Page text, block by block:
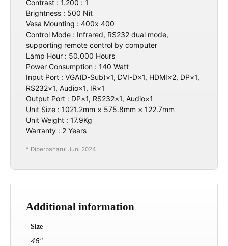
Contrast : 1.200 : 1
Brightness : 500 Nit
Vesa Mounting : 400x 400
Control Mode : Infrared, RS232 dual mode,
supporting remote control by computer
Lamp Hour : 50.000 Hours
Power Consumption : 140 Watt
Input Port : VGA(D-Sub)×1, DVI-D×1, HDMI×2, DP×1,
RS232×1, Audio×1, IR×1
Output Port : DP×1, RS232×1, Audio×1
Unit Size : 1021.2mm × 575.8mm × 122.7mm
Unit Weight : 17.9Kg
Warranty : 2 Years
* Diperbaharui Juni 2024
Additional information
Size
46"